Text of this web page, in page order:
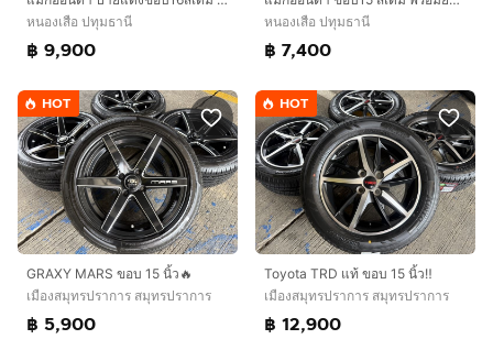
หนองเสือ ปทุมธานี
฿ 9,900
หนองเสือ ปทุมธานี
฿ 7,400
HOT
GRAXY MARS ขอบ 15 นิ้ว🔥
เมืองสมุทรปราการ สมุทรปราการ
฿ 5,900
HOT
Toyota TRD แท้ ขอบ 15 นิ้ว‼️
เมืองสมุทรปราการ สมุทรปราการ
฿ 12,900